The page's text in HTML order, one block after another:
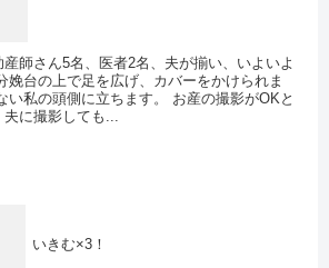
師さん5名、医者2名、夫が揃い、いよいよ
娩台の上で足を広げ、カバーをかけられま
い私の頭側に立ちます。 お産の撮影がOKと
に撮影しても...
いきむ×3！